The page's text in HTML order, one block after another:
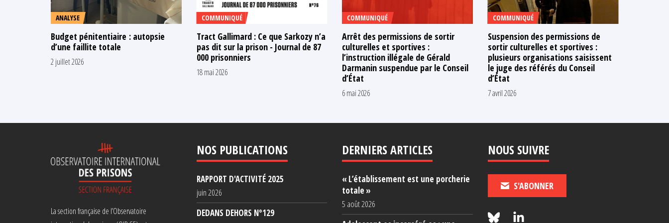
ANALYSE
Budget pénitentiaire : autopsie
d’une faillite totale
2 juillet 2026
COMMUNIQUÉ
Tract Gallimard : Ce que Sarkozy n’a
pas dit sur la prison - Journal de 87
000 prisonniers
18 mai 2026
COMMUNIQUÉ
Arrêt des permissions de sortir
culturelles et sportives :
l’instruction illégale de Gérald
Darmanin suspendue par le Conseil
d’État
6 mai 2026
COMMUNIQUÉ
Suspension des permissions de
sortir culturelles et sportives :
plusieurs organisations saisissent
le juge des référés du Conseil
d’État
7 avril 2026
La section française de l’Observatoire
NOS PUBLICATIONS
RAPPORT D'ACTIVITÉ 2025
juin 2026
DEDANS DEHORS N°129
DERNIERS ARTICLES
« L’établissement est une porcherie
totale »
5 août 2026
NOUS SUIVRE
S'ABONNER